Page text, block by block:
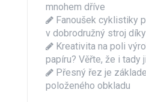
mnohem dříve
Fanoušek cyklistiky
v dobrodružný stroj
Kreativita na poli
papíru? Věřte, že i tady
Přesný řez je
položeného obkladu